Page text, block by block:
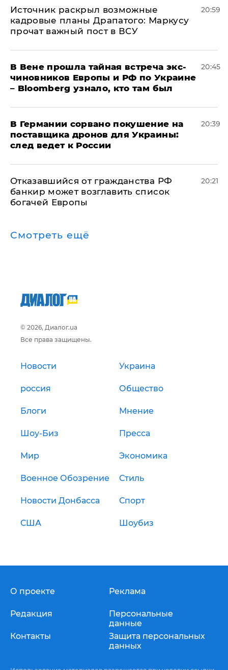
​Источник раскрыл возможные
кадровые планы Драпатого: Маркусу
прочат важный пост в ВСУ
20:59
В Вене прошла тайная встреча экс-
чиновников Европы и РФ по Украине
– Bloomberg узнало, кто там был
20:45
​В Германии сорвано покушение на
поставщика дронов для Украины:
след ведет к России
20:39
Отказавшийся от гражданства РФ
банкир может возглавить список
богачей Европы
20:21
Смотреть ещё
© 2026, Диалог.ua
Все права защищены.
Новости Украина
россия Общество
Блоги Мнение
Шоу-Биз Пресса
Мир Экономика
Военное Обозрение Стиль
Новости Донбасса Спорт
США Шоубиз
О проекте
Редакция
Контакты
Реклама
Персональные
данные
Защита персональных
данных